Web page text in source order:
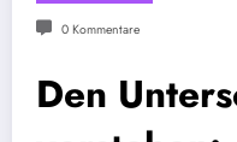
0 Kommentare
Den